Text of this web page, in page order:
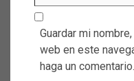
Guardar mi
web en este
haga un comentario.